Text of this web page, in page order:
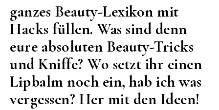
ganzes Beauty-Lexikon mit
Hacks füllen. Was sind denn
eure absoluten Beauty-Tricks
und Kniffe? Wo setzt ihr einen
Lipbalm noch ein, hab ich was
vergessen? Her mit den Ideen!